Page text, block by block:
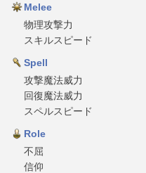
Melee
物理攻撃力
スキルスピード
Spell
攻撃魔法威力
回復魔法威力
スペルスピード
Role
不屈
信仰